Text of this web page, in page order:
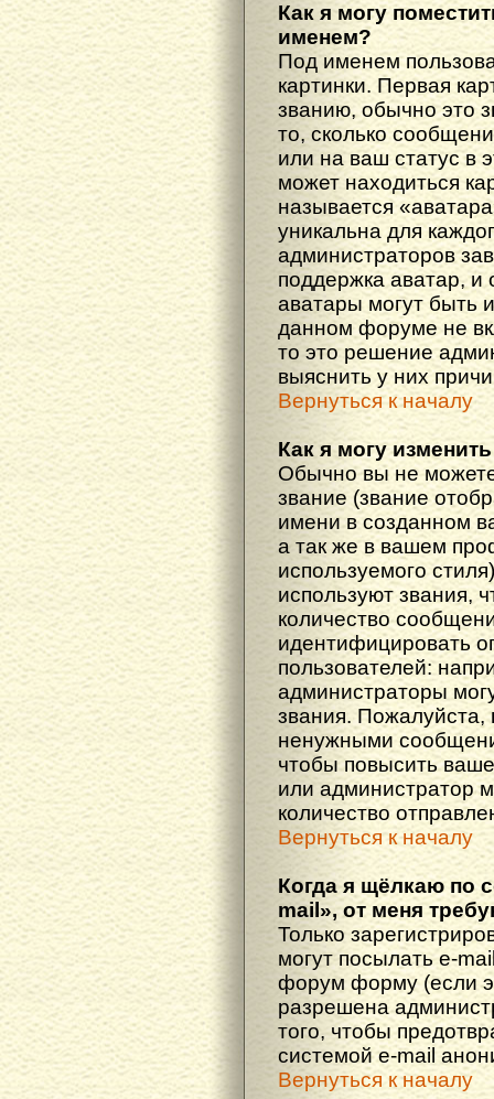
Как я могу
именем?
Под именем
картинки. Первая
званию, обычно это
то, сколько
или на ваш статус в
может находиться
называется
уникальна для
администраторов
поддержка аватар, и
аватары могут быть
данном форуме не
то это решение
выяснить у них
Вернуться к началу
Как я могу
Обычно вы не
звание (звание
имени в созданном
а так же в вашем
используемого
используют звания,
количество
идентифицировать
пользователей:
администраторы
звания.
ненужными
чтобы повысить
или администратор
количество
Вернуться к началу
Когда я щёлкаю по
mail», от меня
Только
могут посылать e-
форум форму (если
разрешена
того, чтобы
системой e-mail
Вернуться к началу